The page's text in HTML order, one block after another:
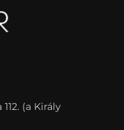
(a Király